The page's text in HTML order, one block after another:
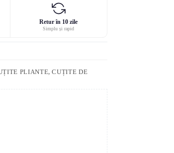
Retur în 10 zile
Simplu și rapid
PLIANTE,CUȚITE DE